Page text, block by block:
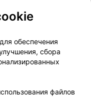
проекта
маркетинг
Доставка
обеспечения
сбора
файлов